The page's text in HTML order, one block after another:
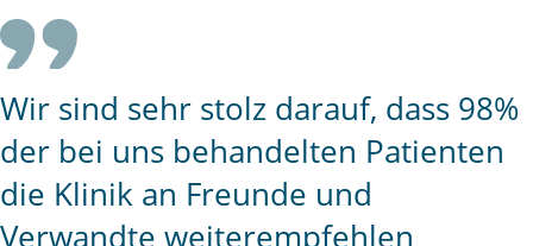
Wir sind sehr stolz darauf, dass 98%
der bei uns behandelten Patienten
die Klinik an Freunde und
Verwandte weiterempfehlen